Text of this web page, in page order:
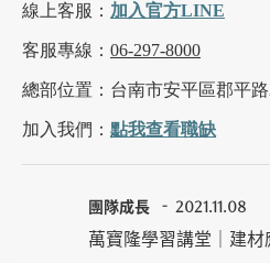
線上客服： 加入官方LINE
客服專線： 06-297-8000
總部位置：台南市安平區郡平路
加入我們： 點我查看職缺
團隊成長 2021.11.08
萬寶隆學習講堂｜建